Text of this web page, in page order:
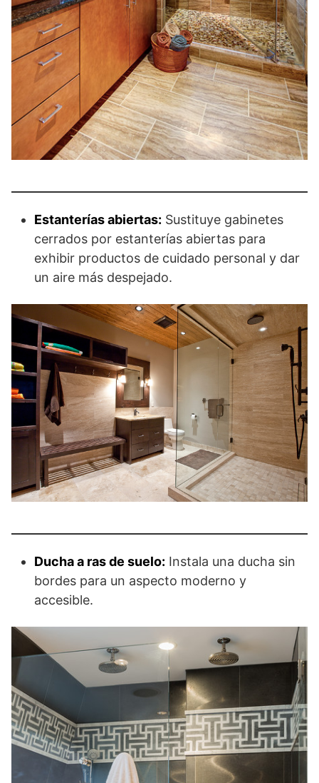
Estanterías abiertas: Sustituye gabinetes
cerrados por estanterías abiertas para
exhibir productos de cuidado personal y dar
un aire más despejado.
Ducha a ras de suelo: Instala una ducha sin
bordes para un aspecto moderno y
accesible.